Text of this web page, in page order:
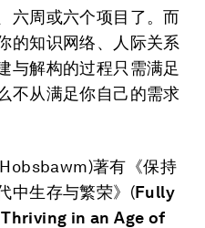
六周或六个项目了。而
的知识网络、人际关系
与解构的过程只需满足
不从满足你自己的需求
著有《保持
中生存与繁荣》(Fully
in an Age of